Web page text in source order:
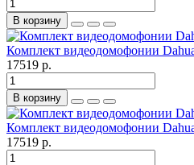
В корзину
Комплект видеодомофонии
17519 р.
В корзину
Комплект видеодомофонии
17519 р.